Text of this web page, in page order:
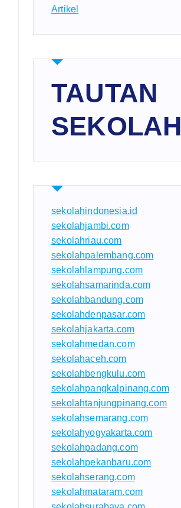
Artikel
TAUTAN
SEKOLAH
sekolahindonesia.id
sekolahjambi.com
sekolahriau.com
sekolahpalembang.com
sekolahlampung.com
sekolahsamarinda.com
sekolahbandung.com
sekolahdenpasar.com
sekolahjakarta.com
sekolahmedan.com
sekolahaceh.com
sekolahbengkulu.com
sekolahpangkalpinang.com
sekolahtanjungpinang.com
sekolahsemarang.com
sekolahyogyakarta.com
sekolahpadang.com
sekolahpekanbaru.com
sekolahserang.com
sekolahmataram.com